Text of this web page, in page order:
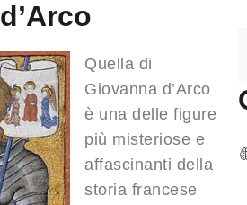
d’Arco
Quella di
Giovanna d’Arco
è una delle figure
più misteriose e
affascinanti della
storia francese